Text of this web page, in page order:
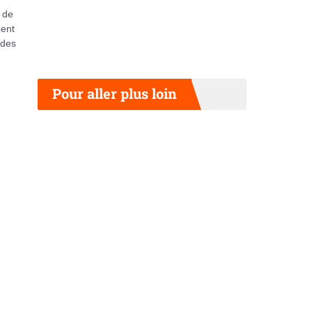
Pour aller plus loin